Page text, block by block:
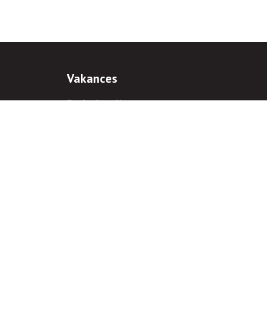
Vakances
Darba iespējas